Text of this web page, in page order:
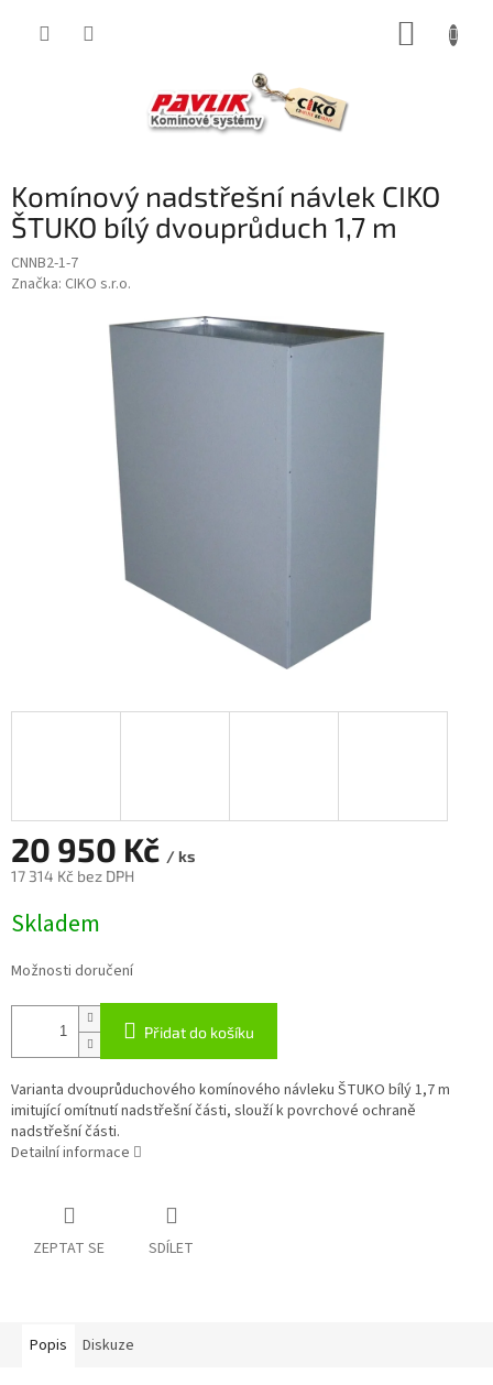
Komínový nadstřešní návlek CIKO
ŠTUKO bílý dvouprůduch 1,7 m
CNNB2-1-7
Značka: CIKO s.r.o.
20 950 Kč / ks
17 314 Kč bez DPH
cena:
Skladem
Možnosti doručení
Přidat do košíku
Varianta dvouprůduchového komínového návleku ŠTUKO bílý 1,7 m
imitující omítnutí nadstřešní části, slouží k povrchové ochraně
nadstřešní části.
Detailní informace
ZEPTAT SE SDÍLET
Popis Diskuze